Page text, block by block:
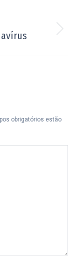
obrigatórios estão